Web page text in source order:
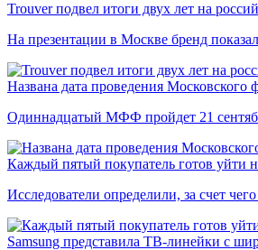
Trouver подвел итоги двух лет на
На презентации в Москве бренд
Названа дата проведения
Одиннадцатый МФФ пройдет 21
Каждый пятый покупатель готов уйти
Исследователи определили, за счет
Samsung представила ТВ-линейки с